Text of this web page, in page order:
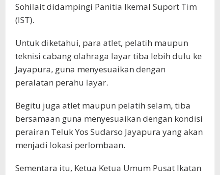
Sohilait didampingi Panitia Ikemal Suport Tim
(IST).
Untuk diketahui, para atlet, pelatih maupun
teknisi cabang olahraga layar tiba lebih dulu ke
Jayapura, guna menyesuaikan dengan
peralatan perahu layar.
Begitu juga atlet maupun pelatih selam, tiba
bersamaan guna menyesuaikan dengan kondisi
perairan Teluk Yos Sudarso Jayapura yang akan
menjadi lokasi perlombaan.
Sementara itu, Ketua Ketua Umum Pusat Ikatan